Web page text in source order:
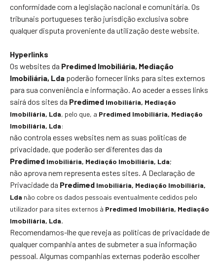
conformidade com a legislação nacional e comunitária. Os
tribunais portugueses terão jurisdição exclusiva sobre
qualquer disputa proveniente da utilização deste website.
Hyperlinks
Os websites da Predimed Imobiliária, Mediação
Imobiliária, Lda poderão fornecer links para sites externos
para sua conveniência e informação. Ao aceder a esses links
sairá dos sites da Predimed Imobiliária, Mediação
Imobiliária, Lda, pelo que, a Predimed Imobiliária, Mediação
Imobiliária, Lda:
não controla esses websites nem as suas políticas de
privacidade, que poderão ser diferentes das da
Predimed Imobiliária, Mediação Imobiliária, Lda;
não aprova nem representa estes sites. A Declaração de
Privacidade da Predimed Imobiliária, Mediação Imobiliária,
Lda não cobre os dados pessoais eventualmente cedidos pelo
utilizador para sites externos à Predimed Imobiliária, Mediação
Imobiliária, Lda.
Recomendamos-lhe que reveja as políticas de privacidade de
qualquer companhia antes de submeter a sua informação
pessoal. Algumas companhias externas poderão escolher